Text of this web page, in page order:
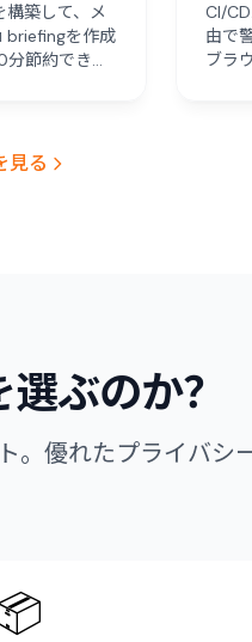
築して、メ
briefingを作成
節約できま
CI/
由で
ブラ
見る
ぶのか？
。優れたプライバシ